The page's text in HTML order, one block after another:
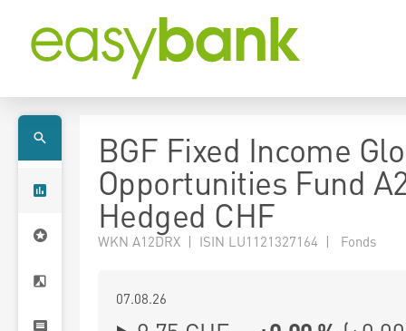
BGF Fixed Income
Opportunities Fund
Hedged CHF
WKN A12DRX | ISIN LU1121327164 | Fonds
07.08.26